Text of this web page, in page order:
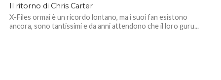
Il ritorno di Chris Carter
X-Files ormai è un ricordo lontano, ma i suoi fan esistono
ancora, sono tantissimi e da anni attendono che il loro guru...